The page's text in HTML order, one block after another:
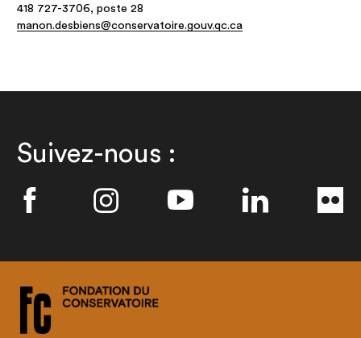
418 727-3706, poste 28
manon.desbiens@conservatoire.gouv.qc.ca
Suivez-nous :